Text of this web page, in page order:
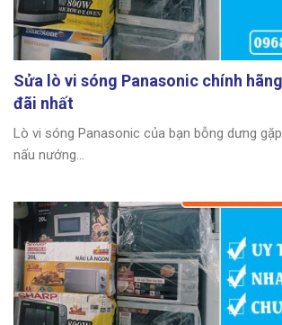
Sửa lò vi sóng Panasonic chính
đãi nhất
Lò vi sóng Panasonic của bạn bỗng dưng
nấu nướng...